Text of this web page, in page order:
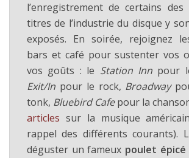
l’enregistrement de certains
titres de l’industrie du disque y
exposés. En soirée, rejoignez
bars et café pour sustenter vos
vos goûts : le Station Innpour
Exit/In pour le rock, Broadway
tonk, Bluebird Cafepour la
articles sur la musique
rappel des différents courants).
déguster un fameux poulet épicé